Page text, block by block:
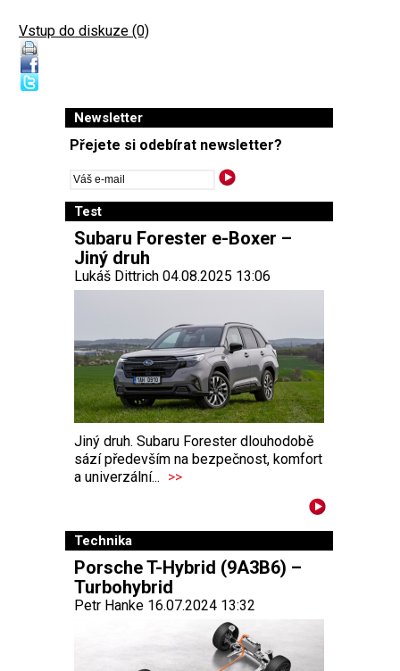
Vstup do diskuze (0)
Newsletter
Přejete si odebírat newsletter?
Test
Subaru Forester e-Boxer –
Jiný druh
Lukáš Dittrich 04.08.2025 13:06
Jiný druh. Subaru Forester dlouhodobě
sází především na bezpečnost, komfort
a univerzální... >>
Technika
Porsche T-Hybrid (9A3B6) –
Turbohybrid
Petr Hanke 16.07.2024 13:32